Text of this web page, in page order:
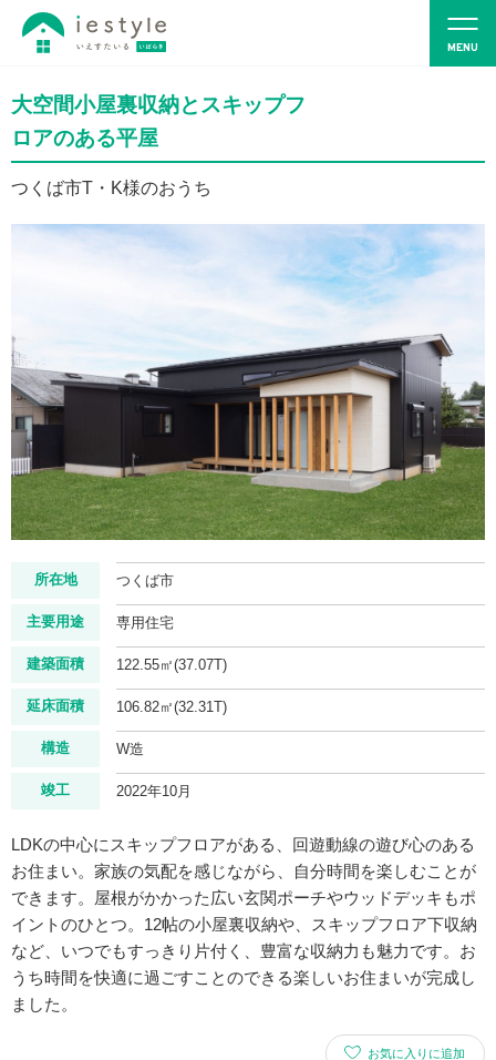
大空間小屋裏収納とスキップフ
ロアのある平屋
つくば市T・K様のおうち
所在地 つくば市
主要用途 専用住宅
建築面積 122.55㎡(37.07T)
延床面積 106.82㎡(32.31T)
構造 W造
竣工 2022年10月
LDKの中心にスキップフロアがある、回遊動線の遊び心のある
お住まい。家族の気配を感じながら、自分時間を楽しむことが
できます。屋根がかかった広い玄関ポーチやウッドデッキもポ
イントのひとつ。12帖の小屋裏収納や、スキップフロア下収納
など、いつでもすっきり片付く、豊富な収納力も魅力です。お
うち時間を快適に過ごすことのできる楽しいお住まいが完成し
ました。
お気に入りに追加